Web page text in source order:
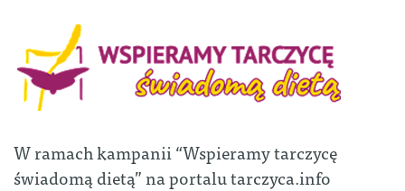
W ramach kampanii “Wspieramy tarczycę
świadomą dietą” na portalu tarczyca.info